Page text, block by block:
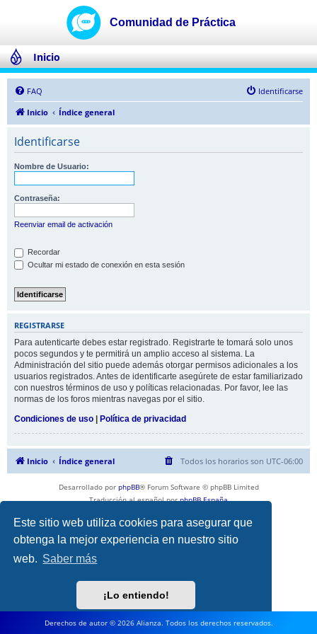
Este sitio web utiliza cookies para asegurar que
obtenga la mejor experiencia en nuestro sitio
web. Saber más
¡Lo entiendo!
Inicio
FAQ
Identificarse
Inicio
Índice general
Identificarse
Nombre de Usuario:
Contraseña:
Reenviar email de activación
Recordar
Ocultar mi estado de conexión en esta sesión
REGISTRARSE
Para autenticarte debes estar registrado. Registrarte te tomará solo unos
pocos segundos y te permitirá un amplio acceso al sistema. La
Administración del sitio puede además otorgar permisos adicionales a los
usuarios registrados. Antes de identificarte asegúrete de estar familiarizado
con nuestros términos de uso y políticas relacionadas. Por favor, lee las
normas de los foros mientras navegas por el sitio.
Condiciones de uso | Política de privacidad
Inicio Índice general Todos los horarios son UTC-06:00
Desarrollado por phpBB® Forum Software © phpBB Limited
Traducción al español porphpBB España
Derechos de autor © 2026 Alianza. Todos los derechos reservados.